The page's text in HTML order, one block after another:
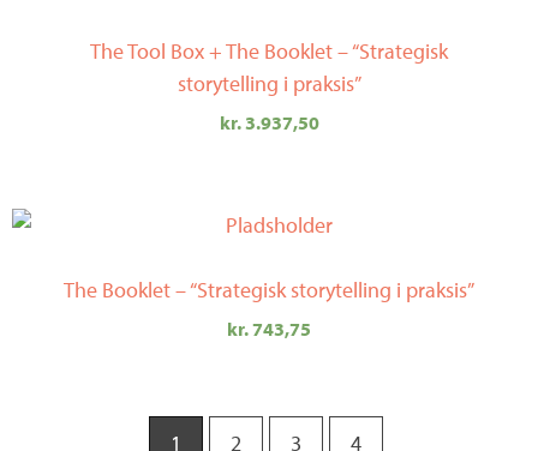
The Tool Box + The Booklet – “Strategisk
storytelling i praksis”
kr.3.937,50
The Booklet – “Strategisk storytelling i praksis”
kr.743,75
1 2 3 4